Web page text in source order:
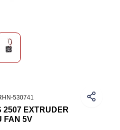
530741
EXTRUDER
FAN 5V